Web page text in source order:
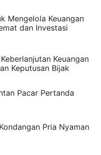
Mengelola Keuangan
dan Investasi
Keuangan
Keputusan Bijak
Pacar Pertanda
Pria Nyaman